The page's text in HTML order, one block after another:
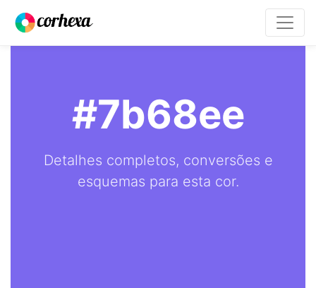
#7b68ee
Detalhes completos, conversões e
esquemas para esta cor.